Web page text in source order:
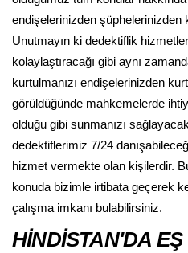
endişelerinizden şüphelerinizden
Unutmayın ki dedektiflik
kolaylaştıracağı gibi aynı
kurtulmanızı endişelerinizden
görüldüğünde mahkemelerde
olduğu gibi sunmanızı
dedektiflerimiz 7/24
hizmet vermekte olan kişilerdir.
konuda bizimle irtibata geçerek
çalışma imkanı bulabilirsiniz.
HİNDİSTAN'DA